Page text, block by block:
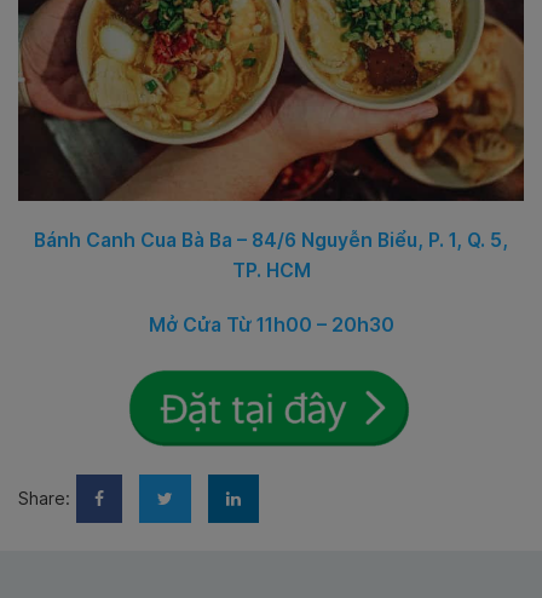
Bánh Canh Cua Bà Ba – 84/6 Nguyễn Biểu, P. 1, Q. 5,
TP. HCM
Mở Cửa Từ 11h00 – 20h30
Share: